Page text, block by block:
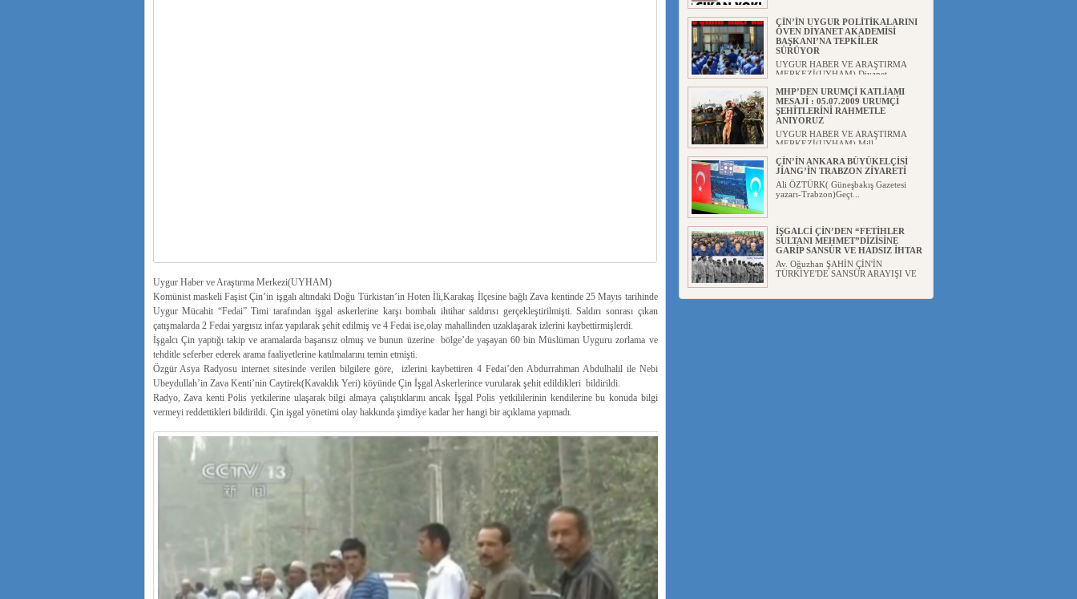
Uygur Haber ve Araştırma Merkezi(UYHAM)
Komünist maskeli Faşist Çin’in işgalı altındaki Doğu Türkistan’in Hoten İli,Karakaş İlçesine bağlı Zava kentinde 25 Mayıs tarihinde
Uygur Mücahit “Fedai” Timi tarafından işgal askerlerine karşı bombalı ihtihar saldırısı gerçekleştirilmişti. Saldırı sonrası çıkan
çatışmalarda 2 Fedai yargısız infaz yapılarak şehit edilmiş ve 4 Fedai ise,olay mahallinden uzaklaşarak izlerini kaybettirmişlerdi.
İşgalcı Çin yaptığı takip ve aramalarda başarısız olmuş ve bunun üzerine bölge’de yaşayan 60 bin Müslüman Uyguru zorlama ve
tehditle seferber ederek arama faaliyetlerine katılmalarını temin etmişti.
Özgür Asya Radyosu internet sitesinde verilen bilgilere göre, izlerini kaybettiren 4 Fedai’den Abdurrahman Abdulhalil ile Nebi
Ubeydullah’in Zava Kenti’nin Caytirek(Kavaklık Yeri) köyünde Çin İşgal Askerlerince vurularak şehit edildikleri bildirildi.
Radyo, Zava kenti Polis yetkilerine ulaşarak bilgi almaya çalıştıklarını ancak İşgal Polis yetkililerinin kendilerine bu konuda bilgi
vermeyi reddettikleri bildirildi. Çin işgal yönetimi olay hakkında şimdiye kadar her hangi bir açıklama yapmadı.
ÇİN’İN UYGUR POLİTİKALARINI
ÖVEN DİYANET AKADEMİSİ
BAŞKANI’NA TEPKİLER
SÜRÜYOR
UYGUR HABER VE ARAŞTIRMA
MERKEZİ(UYHAM) Diyanet
MHP’DEN URUMÇİ KATLİAMI
MESAJİ : 05.07.2009 URUMÇİ
ŞEHİTLERİNİ RAHMETLE
ANIYORUZ
UYGUR HABER VE ARAŞTIRMA
MERKEZİ(UYHAM) Mill...
ÇİN’İN ANKARA BÜYÜKELÇİSİ
JİANG’İN TRABZON ZİYARETİ
Ali ÖZTÜRK( Güneşbakış Gazetesi
yazarı-Trabzon)Geçt...
İŞGALCİ ÇİN’DEN “FETİHLER
SULTANI MEHMET”DİZİSİNE
GARİP SANSÜR VE HADSIZ İHTAR
Av. Oğuzhan ŞAHİN ÇİN'İN
TÜRKİYE'DE SANSÜR ARAYIŞI VE
SAADET PARTİSİ İLÇE BAŞKANI :